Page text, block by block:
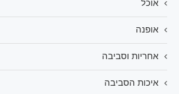
אוכל
אופנה
אחריות וסביבה
איכות הסביבה